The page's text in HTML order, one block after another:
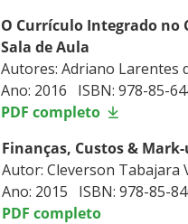
O Currículo Integrado no
Sala de Aula
Autores: Adriano Larentes
Ano: 2016 ISBN: 978-85-
PDF completo
Finanças, Custos &
Autor: Cleverson Tabajara
Ano: 2015 ISBN: 978-85-
PDF completo